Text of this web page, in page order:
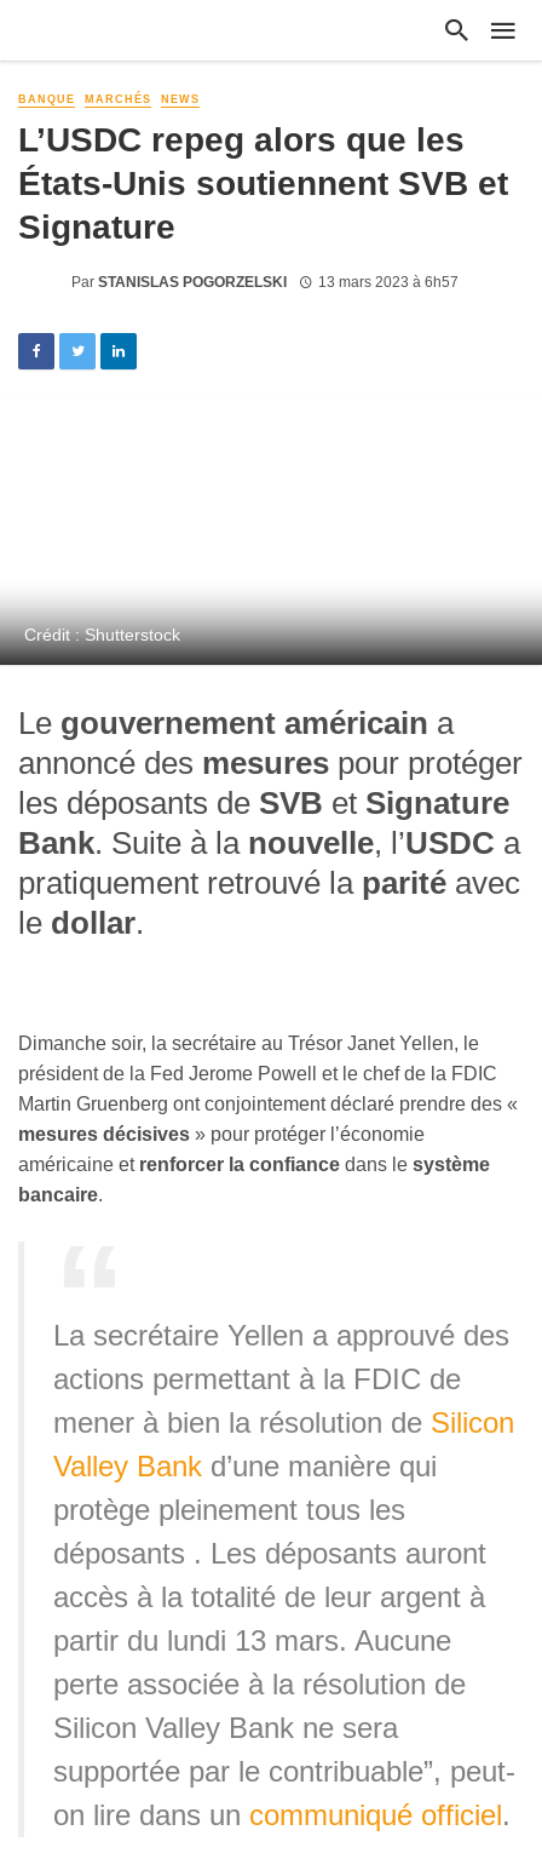
BANQUE MARCHÉS NEWS
L’USDC repeg alors que les
États-Unis soutiennent SVB et
Signature
Par STANISLAS POGORZELSKI 13 mars 2023 à 6h57
Crédit : Shutterstock
Le gouvernement américain a
annoncé des mesures pour protéger
les déposants de SVB et Signature
Bank. Suite à la nouvelle, l’USDC a
pratiquement retrouvé la parité avec
le dollar.
Dimanche soir, la secrétaire au Trésor Janet Yellen, le
président de la Fed Jerome Powell et le chef de la FDIC
Martin Gruenberg ont conjointement déclaré prendre des «
mesures décisives » pour protéger l’économie
américaine et renforcer la confiance dans le système
bancaire.
La secrétaire Yellen a approuvé des
actions permettant à la FDIC de
mener à bien la résolution de Silicon
Valley Bank d’une manière qui
protège pleinement tous les
déposants . Les déposants auront
accès à la totalité de leur argent à
partir du lundi 13 mars. Aucune
perte associée à la résolution de
Silicon Valley Bank ne sera
supportée par le contribuable”, peut-
on lire dans un communiqué officiel.